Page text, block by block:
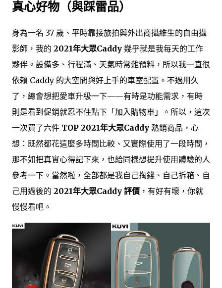
真心好物（與踩雷品）
身為一名 37 歲、平時靠接旅拍與外出商攝維生的自由攝
影師，我的 2021年大眾Caddy 幾乎就是我每天的工作
夥伴。設備多、行程滿、天氣時常難預料，所以我一直很
依賴 Caddy 的大空間與好上手的車室配置。不過用久
了，總會想把愛車升級一下——有時是功能需求，有時
則是看到促銷就忍不住點下「加入購物車」。所以，這次
一次買了六件 TOP 2021年大眾Caddy 熱銷商品，心
想：既然都花這麼多時間比較、又實際使用了一段時間，
那不如把真實心得記下來，也給同樣想提升使用體驗的人
參考一下。當然啦，全部都是我自己掏錢、自己拆箱、自
己用過後的 2021年大眾Caddy 評價 ，有好有壞，你就
慢慢看吧。